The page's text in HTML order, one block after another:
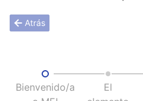
Atrás
Bienvenido/a
El